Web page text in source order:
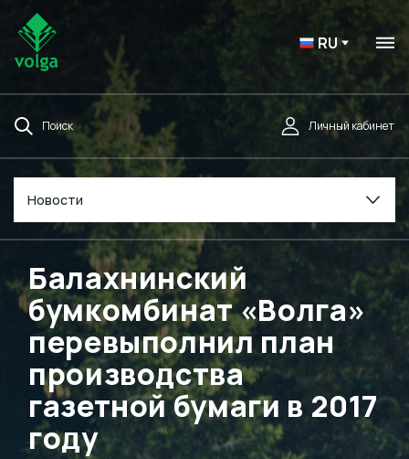
RU
Поиск Личный кабинет
Новости
Балахнинский
бумкомбинат «Волга»
перевыполнил план
производства
газетной бумаги в 2017
году